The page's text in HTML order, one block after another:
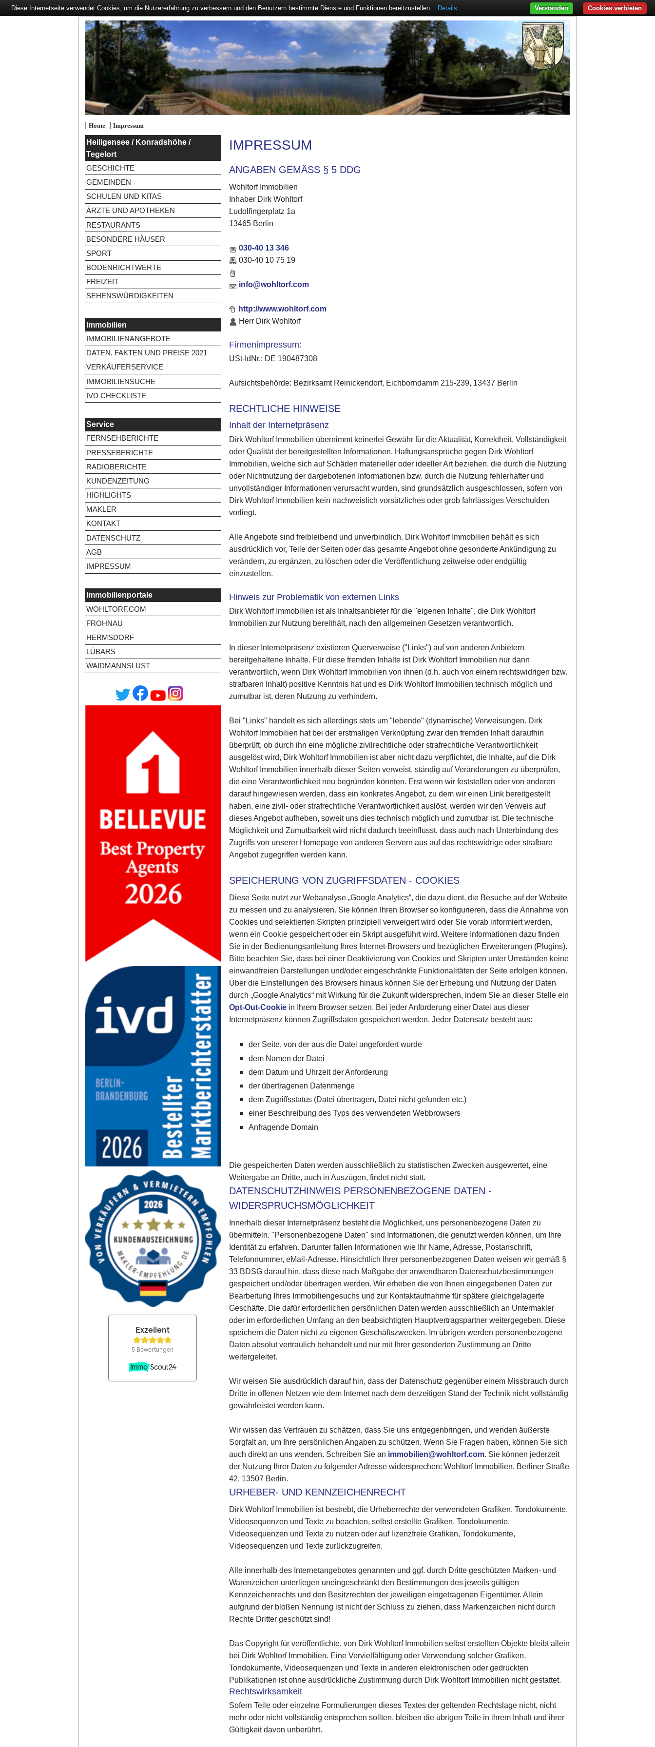
| Home| Impressum
Heiligensee / Konradshöhe /
Tegelort
GESCHICHTE
GEMEINDEN
SCHULEN UND KITAS
ÄRZTE UND APOTHEKEN
RESTAURANTS
BESONDERE HÄUSER
SPORT
BODENRICHTWERTE
FREIZEIT
SEHENSWÜRDIGKEITEN
Immobilien
IMMOBILIENANGEBOTE
DATEN, FAKTEN UND PREISE 2021
VERKÄUFERSERVICE
IMMOBILIENSUCHE
IVD CHECKLISTE
Service
FERNSEHBERICHTE
PRESSEBERICHTE
RADIOBERICHTE
KUNDENZEITUNG
HIGHLIGHTS
MAKLER
KONTAKT
DATENSCHUTZ
AGB
IMPRESSUM
Immobilienportale
WOHLTORF.COM
FROHNAU
HERMSDORF
LÜBARS
WAIDMANNSLUST
IMPRESSUM
ANGABEN GEMÄSS § 5 DDG
Wohltorf Immobilien
Inhaber Dirk Wohltorf
Ludolfingerplatz 1a
13465 Berlin
030-40 13 346
030-40 10 75 19
info@wohltorf.com
http://www.wohltorf.com
Herr Dirk Wohltorf
Firmenimpressum:
USt-IdNr.: DE 190487308
Aufsichtsbehörde: Bezirksamt Reinickendorf, Eichborndamm 215-239, 13437 Berlin
RECHTLICHE HINWEISE
Inhalt der Internetpräsenz
Dirk Wohltorf Immobilien übernimmt keinerlei Gewähr für die Aktualität, Korrektheit, Vollständigkeit
oder Qualität der bereitgestellten Informationen. Haftungsansprüche gegen Dirk Wohltorf
Immobilien, welche sich auf Schäden materieller oder ideeller Art beziehen, die durch die Nutzung
oder Nichtnutzung der dargebotenen Informationen bzw. durch die Nutzung fehlerhafter und
unvollständiger Informationen verursacht wurden, sind grundsätzlich ausgeschlossen, sofern von
Dirk Wohltorf Immobilien kein nachweislich vorsätzliches oder grob fahrlässiges Verschulden
vorliegt.
Alle Angebote sind freibleibend und unverbindlich. Dirk Wohltorf Immobilien behält es sich
ausdrücklich vor, Teile der Seiten oder das gesamte Angebot ohne gesonderte Ankündigung zu
verändern, zu ergänzen, zu löschen oder die Veröffentlichung zeitweise oder endgültig
einzustellen.
Hinweis zur Problematik von externen Links
Dirk Wohltorf Immobilien ist als Inhaltsanbieter für die "eigenen Inhalte", die Dirk Wohltorf
Immobilien zur Nutzung bereithält, nach den allgemeinen Gesetzen verantwortlich.
In dieser Internetpräsenz existieren Querverweise ("Links") auf von anderen Anbietern
bereitgehaltene Inhalte. Für diese fremden Inhalte ist Dirk Wohltorf Immobilien nur dann
verantwortlich, wenn Dirk Wohltorf Immobilien von ihnen (d.h. auch von einem rechtswidrigen bzw.
strafbaren Inhalt) positive Kenntnis hat und es Dirk Wohltorf Immobilien technisch möglich und
zumutbar ist, deren Nutzung zu verhindern.
Bei "Links" handelt es sich allerdings stets um "lebende" (dynamische) Verweisungen. Dirk
Wohltorf Immobilien hat bei der erstmaligen Verknüpfung zwar den fremden Inhalt daraufhin
überprüft, ob durch ihn eine mögliche zivilrechtliche oder strafrechtliche Verantwortlichkeit
ausgelöst wird, Dirk Wohltorf Immobilien ist aber nicht dazu verpflichtet, die Inhalte, auf die Dirk
Wohltorf Immobilien innerhalb dieser Seiten verweist, ständig auf Veränderungen zu überprüfen,
die eine Verantwortlichkeit neu begründen könnten. Erst wenn wir feststellen oder von anderen
darauf hingewiesen werden, dass ein konkretes Angebot, zu dem wir einen Link bereitgestellt
haben, eine zivil- oder strafrechtliche Verantwortlichkeit auslöst, werden wir den Verweis auf
dieses Angebot aufheben, soweit uns dies technisch möglich und zumutbar ist. Die technische
Möglichkeit und Zumutbarkeit wird nicht dadurch beeinflusst, dass auch nach Unterbindung des
Zugriffs von unserer Homepage von anderen Servern aus auf das rechtswidrige oder strafbare
Angebot zugegriffen werden kann.
SPEICHERUNG VON ZUGRIFFSDATEN - COOKIES
Diese Seite nutzt zur Webanalyse „Google Analytics“, die dazu dient, die Besuche auf der Website
zu messen und zu analysieren. Sie können Ihren Browser so konfigurieren, dass die Annahme von
Cookies und selektierten Skripten prinzipiell verweigert wird oder Sie vorab informiert werden,
wenn ein Cookie gespeichert oder ein Skript ausgeführt wird. Weitere Informationen dazu finden
Sie in der Bedienungsanleitung Ihres Internet-Browsers und bezüglichen Erweiterungen (Plugins).
Bitte beachten Sie, dass bei einer Deaktivierung von Cookies und Skripten unter Umständen keine
einwandfreien Darstellungen und/oder eingeschränkte Funktionalitäten der Seite erfolgen können.
Über die Einstellungen des Browsers hinaus können Sie der Erhebung und Nutzung der Daten
durch „Google Analytics“ mit Wirkung für die Zukunft widersprechen, indem Sie an dieser Stelle ein
Opt-Out-Cookie in Ihrem Browser setzen. Bei jeder Anforderung einer Datei aus dieser
Internetpräsenz können Zugriffsdaten gespeichert werden. Jeder Datensatz besteht aus:
der Seite, von der aus die Datei angefordert wurde
dem Namen der Datei
dem Datum und Uhrzeit der Anforderung
der übertragenen Datenmenge
dem Zugriffsstatus (Datei übertragen, Datei nicht gefunden etc.)
einer Beschreibung des Typs des verwendeten Webbrowsers
Anfragende Domain
Die gespeicherten Daten werden ausschließlich zu statistischen Zwecken ausgewertet, eine
Weitergabe an Dritte, auch in Auszügen, findet nicht statt.
DATENSCHUTZHINWEIS PERSONENBEZOGENE DATEN -
WIDERSPRUCHSMÖGLICHKEIT
Innerhalb dieser Internetpräsenz besteht die Möglichkeit, uns personenbezogene Daten zu
übermitteln. "Personenbezogene Daten" sind Informationen, die genutzt werden können, um Ihre
Identität zu erfahren. Darunter fallen Informationen wie Ihr Name, Adresse, Postanschrift,
Telefonnummer, eMail-Adresse. Hinsichtlich Ihrer personenbezogenen Daten weisen wir gemäß §
33 BDSG darauf hin, dass diese nach Maßgabe der anwendbaren Datenschutzbestimmungen
gespeichert und/oder übertragen werden. Wir erheben die von Ihnen eingegebenen Daten zur
Bearbeitung Ihres Immobiliengesuchs und zur Kontaktaufnahme für spätere gleichgelagerte
Geschäfte. Die dafür erforderlichen persönlichen Daten werden ausschließlich an Untermakler
oder im erforderlichen Umfang an den beabsichtigten Hauptvertragspartner weitergegeben. Diese
speichern die Daten nicht zu eigenen Geschäftszwecken. Im übrigen werden personenbezogene
Daten absolut vertraulich behandelt und nur mit Ihrer gesonderten Zustimmung an Dritte
weitergeleitet.
Wir weisen Sie ausdrücklich darauf hin, dass der Datenschutz gegenüber einem Missbrauch durch
Dritte in offenen Netzen wie dem Internet nach dem derzeitigen Stand der Technik nicht vollständig
gewährleistet werden kann.
Wir wissen das Vertrauen zu schätzen, dass Sie uns entgegenbringen, und wenden äußerste
Sorgfalt an, um Ihre persönlichen Angaben zu schützen. Wenn Sie Fragen haben, können Sie sich
auch direkt an uns wenden. Schreiben Sie an immobilien@wohltorf.com. Sie können jederzeit
der Nutzung Ihrer Daten zu folgender Adresse widersprechen: Wohltorf Immobilien, Berliner Straße
42, 13507 Berlin.
URHEBER- UND KENNZEICHENRECHT
Dirk Wohltorf Immobilien ist bestrebt, die Urheberrechte der verwendeten Grafiken, Tondokumente,
Videosequenzen und Texte zu beachten, selbst erstellte Grafiken, Tondokumente,
Videosequenzen und Texte zu nutzen oder auf lizenzfreie Grafiken, Tondokumente,
Videosequenzen und Texte zurückzugreifen.
Alle innerhalb des Internetangebotes genannten und ggf. durch Dritte geschützten Marken- und
Warenzeichen unterliegen uneingeschränkt den Bestimmungen des jeweils gültigen
Kennzeichenrechts und den Besitzrechten der jeweiligen eingetragenen Eigentümer. Allein
aufgrund der bloßen Nennung ist nicht der Schluss zu ziehen, dass Markenzeichen nicht durch
Rechte Dritter geschützt sind!
Das Copyright für veröffentlichte, von Dirk Wohltorf Immobilien selbst erstellten Objekte bleibt allein
bei Dirk Wohltorf Immobilien. Eine Vervielfältigung oder Verwendung solcher Grafiken,
Tondokumente, Videosequenzen und Texte in anderen elektronischen oder gedruckten
Publikationen ist ohne ausdrückliche Zustimmung durch Dirk Wohltorf Immobilien nicht gestattet.
Rechtswirksamkeit
Sofern Teile oder einzelne Formulierungen dieses Textes der geltenden Rechtslage nicht, nicht
mehr oder nicht vollständig entsprechen sollten, bleiben die übrigen Teile in ihrem Inhalt und ihrer
Gültigkeit davon unberührt.
Diese Internetseite verwendet Cookies, um die Nutzererfahrung zu verbessern und den Benutzern bestimmte Dienste und Funktionen bereitzustellen. Details Cookies verbieten
Verstanden